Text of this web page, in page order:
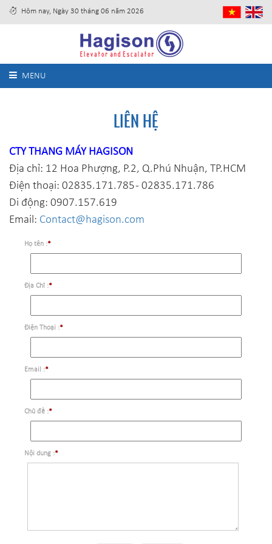
Hôm nay, Ngày 30 tháng 06 năm 2026
MENU
LIÊN HỆ
CTY THANG MÁY HAGISON
Địa chỉ: 12 Hoa Phượng, P.2, Q.Phú Nhuận, TP.HCM
Điện thoại: 02835.171.785 - 02835.171.786
Di động: 0907.157.619
Email: Contact@hagison.com
Họ tên :*
Địa Chỉ :*
Điện Thoại :*
Email :*
Chủ đề :*
Nội dung :*